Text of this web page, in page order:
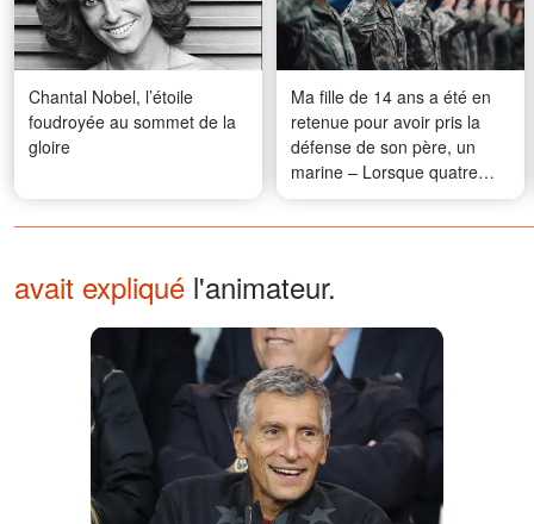
Chantal Nobel, l’étoile
foudroyée au sommet de la
gloire
Ma fille de 14 ans a été en
retenue pour avoir pris la
défense de son père, un
marine – Lorsque quatre
hommes en uniforme ont fait
irruption dans l'école, tout le
avait expliqué l'animateur.